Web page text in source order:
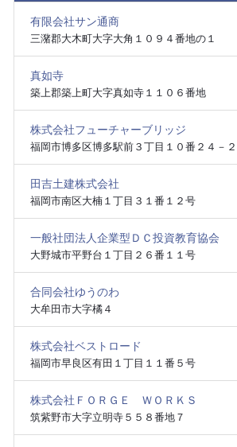
有限会社サン通商
三潴郡大木町大字大角１０９４番地の１
真如寺
築上郡築上町大字真如寺１１０６番地
株式会社フューチャーブリッジ
福岡市博多区博多駅前３丁目１０番２４－
田吉土建株式会社
福岡市南区大楠１丁目３１番１２号
一般社団法人企業型ＤＣ投資教育協会
大野城市平野台１丁目２６番１１号
合同会社ゆうのわ
大牟田市大字橘４
株式会社ベストロード
福岡市早良区有田１丁目１１番５号
株式会社ＦＯＲＧＥ ＷＯＲＫＳ
筑紫野市大字立明寺５５８番地７